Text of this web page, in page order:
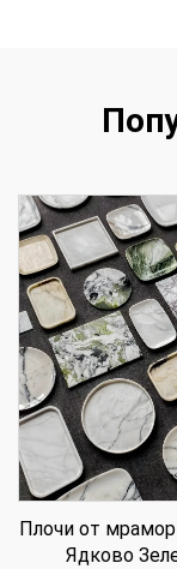
Плочи от
Ядково